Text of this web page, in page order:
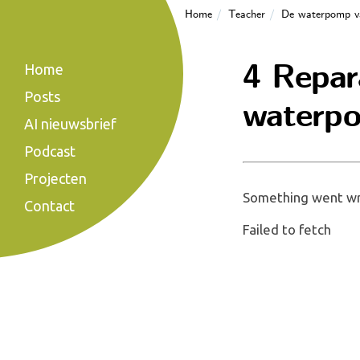
Home Teacher De waterpomp
Home
Posts
AI nieuwsbrief
Podcast
Projecten
Contact
4
Something went
Failed to fetch